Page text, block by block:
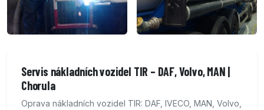
Servis nákladních vozidel TIR – DAF, Volvo, MAN |
Chorula
Oprava nákladních vozidel TIR: DAF, IVECO, MAN, Volvo,